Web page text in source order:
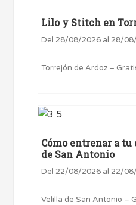
Lilo y Stitch en
Del 28/08/2026 al 28/
Torrejón de Ardoz –
Cómo entrenar a
de San Antonio
Del 22/08/2026 al 22/
Velilla de San Antonio –